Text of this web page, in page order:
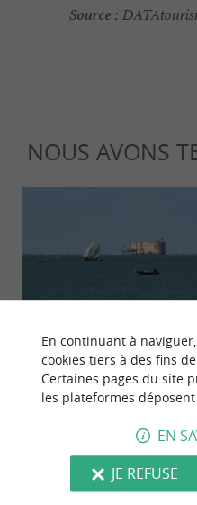
Source :
NOUS AVONS
Top des plus belles
Charente-Maritime
3,2 km - Saint-
En continuant à
cookies tiers à des fins de
Certaines pages du site
les plateformes
EN
JE REFUSE